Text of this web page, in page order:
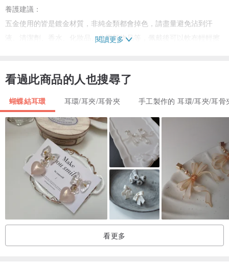
養護建議：
五金使用的皆是鍍金材質，非純金類都會掉色，請盡量避免沾到汗
液、清潔劑、香水、化妝品、化學類物品等，佩戴後可以軟布輕輕擦
若五金有氧化暗沉情況，可使用牙膏泡沫輕輕塗抹後擦拭乾淨，可恢
閱讀更多
看過此商品的人也搜尋了
蝴蝶結耳環 耳環/耳夾/耳骨夾 手工製作的 耳環/耳夾/耳骨
看更多